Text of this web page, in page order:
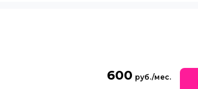
600